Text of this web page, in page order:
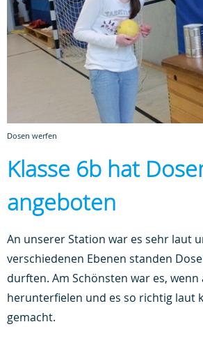
Dosen werfen
Klasse 6b hat
angeboten
An unserer Station war es sehr laut
verschiedenen Ebenen standen
durften. Am Schönsten war es, wenn
herunterfielen und es so richtig laut
gemacht.